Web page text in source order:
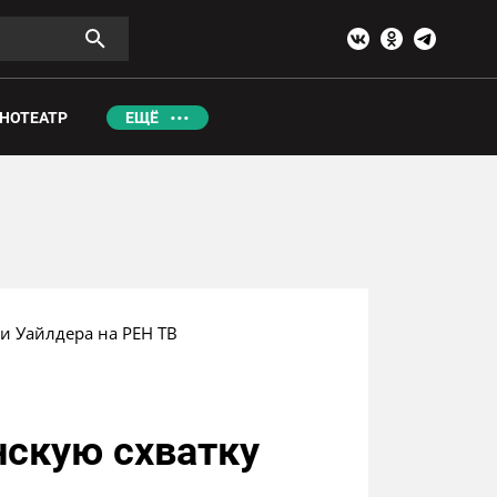
ЕЩЁ
Уайлдера на РЕН ТВ
схватку